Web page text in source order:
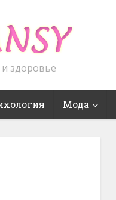
здоровье
Мода